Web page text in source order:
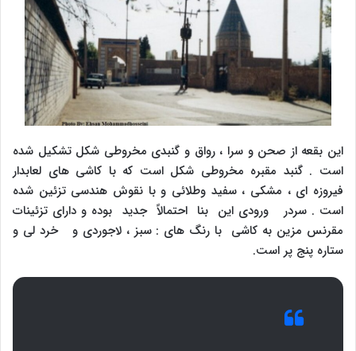
این بقعه از صحن و سرا ، رواق و گنبدی مخروطی شکل تشکیل شده
است . گنبد مقبره مخروطی شکل است که با کاشی های لعابدار
فیروزه ای ، مشکی ، سفید وطلائی و با نقوش هندسی تزئین شده
است . سردر ورودی این بنا احتمالاً جدید بوده و دارای تزئینات
مقرنس مزین به کاشی با رنگ های : سبز ، لاجوردی و خرد لی و
ستاره پنج پر است.